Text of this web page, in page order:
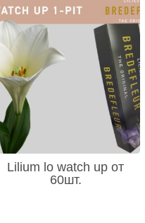
Lilium lo watch up от
60шт.